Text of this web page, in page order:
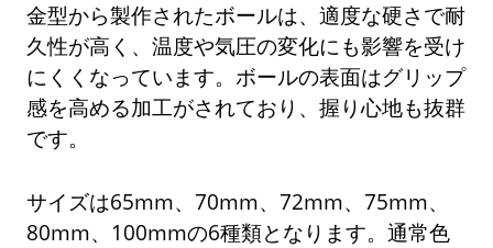
金型から製作されたボールは、適度な硬さで耐
久性が高く、温度や気圧の変化にも影響を受け
にくくなっています。ボールの表面はグリップ
感を高める加工がされており、握り心地も抜群
です。
サイズは65mm、70mm、72mm、75mm、
80mm、100mmの6種類となります。通常色